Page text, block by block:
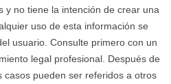
y no tiene la intención de crear una
uso de esta información se
usuario. Consulte primero con un
legal profesional. Después de
casos pueden ser referidos a otros